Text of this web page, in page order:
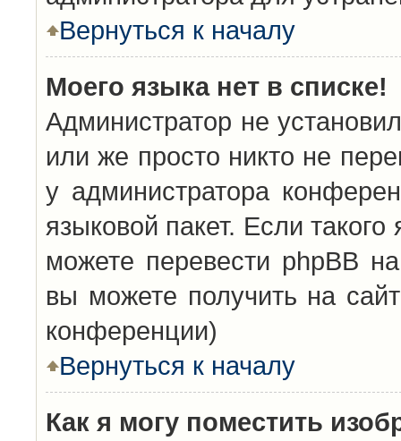
Вернуться к началу
Моего языка нет в списке!
Администратор не
или же просто никто не
у администратора
языковой пакет. Если
можете перевести phpBB
вы можете получить на
конференции)
Вернуться к началу
Как я могу поместить